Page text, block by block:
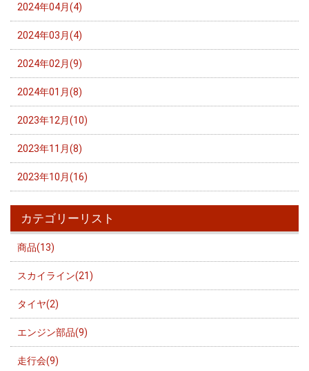
2024年04月(4)
2024年03月(4)
2024年02月(9)
2024年01月(8)
2023年12月(10)
2023年11月(8)
2023年10月(16)
カテゴリーリスト
商品(13)
スカイライン(21)
タイヤ(2)
エンジン部品(9)
走行会(9)